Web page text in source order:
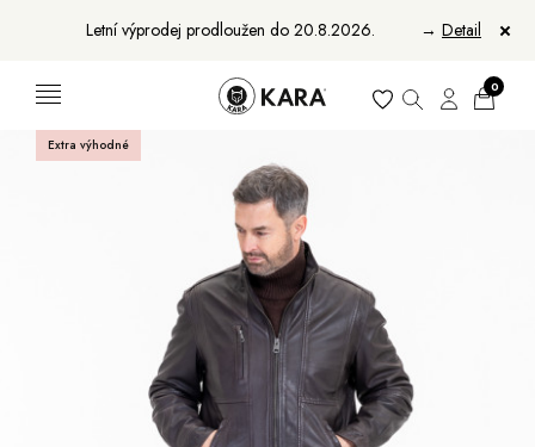
Letní výprodej prodloužen do 20.8.2026. → Detail
Muži
Bundy, kabáty a vesty
Aktovky, tašky a batohy
Peněženky
Pásky
Manikúry
Šály
0
Extra výhodné